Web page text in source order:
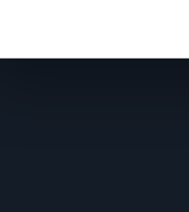
dass dieser Service ohne